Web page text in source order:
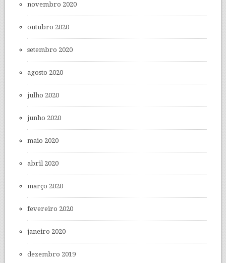
novembro 2020
outubro 2020
setembro 2020
agosto 2020
julho 2020
junho 2020
maio 2020
abril 2020
março 2020
fevereiro 2020
janeiro 2020
dezembro 2019